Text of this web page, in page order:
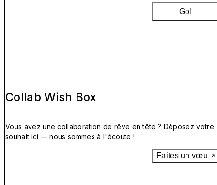
Go!
Collab Wish Box
Vous avez une collaboration de rêve en tête ? Déposez votre
souhait ici — nous sommes à l'écoute !
Faites un vœu